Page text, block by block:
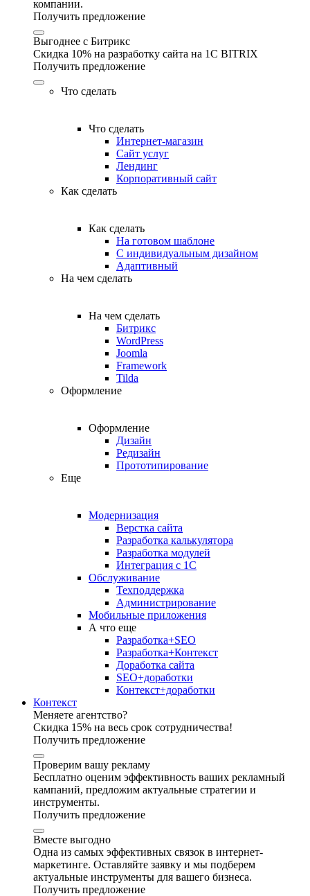
компании.
Получить предложение
Выгоднее с Битрикс
Скидка 10% на разработку сайта на 1C BITRIX
Получить предложение
Что сделать
Что сделать
Интернет-магазин
Сайт услуг
Лендинг
Корпоративный сайт
Как сделать
Как сделать
На готовом шаблоне
С индивидуальным дизайном
Адаптивный
На чем сделать
На чем сделать
Битрикс
WordPress
Joomla
Framework
Tilda
Оформление
Оформление
Дизайн
Редизайн
Прототипирование
Еще
Модернизация
Верстка сайта
Разработка калькулятора
Разработка модулей
Интеграция с 1С
Обслуживание
Техподдержка
Администрирование
Мобильные приложения
А что еще
Разработка+SEO
Разработка+Контекст
Доработка сайта
SEO+доработки
Контекст+доработки
Контекст
Меняете агентство?
Скидка 15% на весь срок сотрудничества!
Получить предложение
Проверим вашу рекламу
Бесплатно оценим эффективность ваших рекламный
кампаний, предложим актуальные стратегии и
инструменты.
Получить предложение
Вместе выгодно
Одна из самых эффективных связок в интернет-
маркетинге. Оставляйте заявку и мы подберем
актуальные инструменты для вашего бизнеса.
Получить предложение